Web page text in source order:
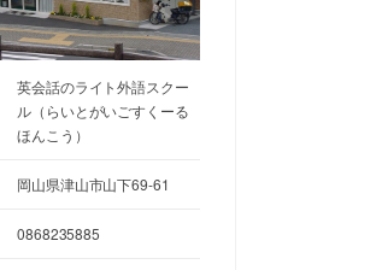
英会話のライト外語スクー
ル（らいとがいごすくーる
ほんこう）
岡山県津山市山下69-61
0868235885